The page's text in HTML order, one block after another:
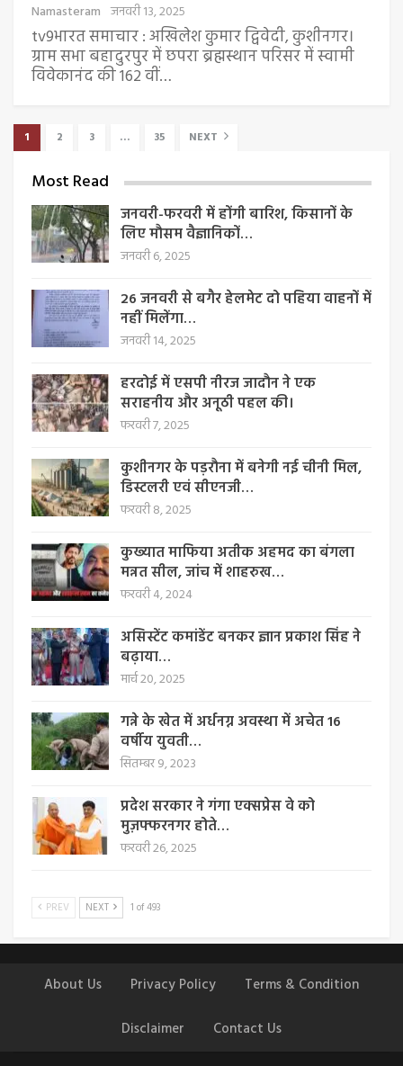
Namasteram जनवरी 13, 2025
tv9भारत समाचार : अखिलेश कुमार द्विवेदी, कुशीनगर।
ग्राम सभा बहादुरपुर में छपरा ब्रह्मस्थान परिसर में स्वामी
विवेकानंद की 162 वीं…
1 2 3 … 35 NEXT
Most Read
जनवरी-फरवरी में होंगी बारिश, किसानों के
लिए मौसम वैज्ञानिकों…
जनवरी 6, 2025
26 जनवरी से बगैर हेलमेट दो पहिया वाहनों में
नहीं मिलेंगा…
जनवरी 14, 2025
हरदोई में एसपी नीरज जादौन ने एक
सराहनीय और अनूठी पहल की।
फरवरी 7, 2025
कुशीनगर के पड़रौना में बनेगी नई चीनी मिल,
डिस्टलरी एवं सीएनजी…
फरवरी 8, 2025
कुख्यात माफिया अतीक अहमद का बंगला
मन्नत सील, जांच में शाहरुख…
फरवरी 4, 2024
असिस्टेंट कमांडेंट बनकर ज्ञान प्रकाश सिंह ने
बढ़ाया…
मार्च 20, 2025
गन्ने के खेत में अर्धनग्न अवस्था में अचेत 16
वर्षीय युवती…
सितम्बर 9, 2023
प्रदेश सरकार ने गंगा एक्सप्रेस वे को
मुज़फ्फरनगर होते…
फरवरी 26, 2025
PREV NEXT 1 of 493
About Us Privacy Policy Terms & Condition
Disclaimer Contact Us